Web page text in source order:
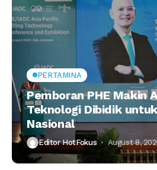
PERTAMINA
Pemboran PHE Makin
Teknologi Dibidik
Nasional
Editor HotFokus August 8,